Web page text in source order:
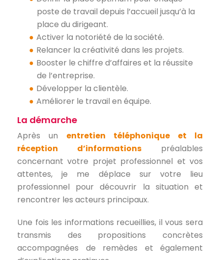
poste de travail depuis l’accueil jusqu’à la
place du dirigeant.
Activer la notoriété de la société.
Relancer la créativité dans les projets.
Booster le chiffre d’affaires et la réussite
de l’entreprise.
Développer la clientèle.
Améliorer le travail en équipe.
La démarche
Après un entretien téléphonique et la
réception d’informations préalables
concernant votre projet professionnel et vos
attentes, je me déplace sur votre lieu
professionnel pour découvrir la situation et
rencontrer les acteurs principaux.
Une fois les informations recueillies, il vous sera
transmis des propositions concrètes
accompagnées de remèdes et également